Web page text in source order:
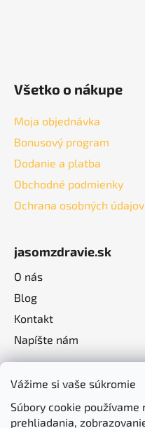
Vážime si vaše súkromie
Súbory cookie
prehliadania,
Všetko o nákupe
Moja objednávka
Bonusový program
Dodanie a platba
Obchodné podmienky
Ochrana osobných údajov
jasomzdravie.sk
O nás
Blog
Kontakt
Napíšte nám